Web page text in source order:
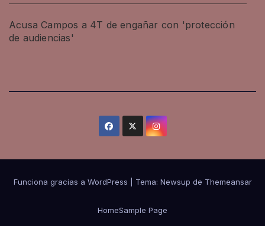
Acusa Campos a 4T de engañar con 'protección
de audiencias'
Funciona gracias a WordPress Tema: Newsup de Themeansar
HomeSample Page